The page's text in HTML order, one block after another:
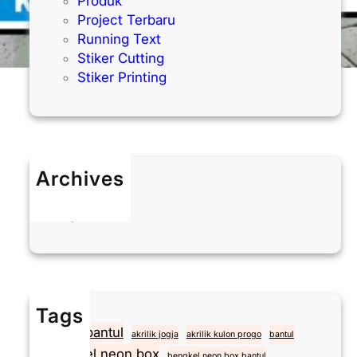
Project Terbaru
Running Text
Stiker Cutting
Stiker Printing
Archives
Tags
akrilik bantul akrilik jogja akrilik kulon progo bantul
Bengkel neon box